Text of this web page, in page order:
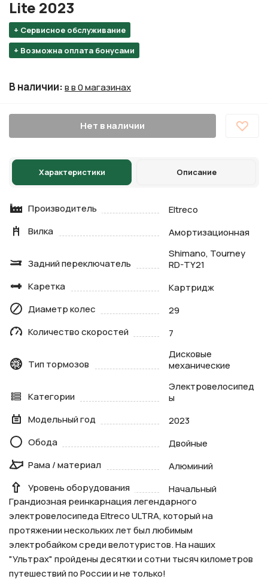
+ Сервисное обслуживание
+ Возможна оплата бонусами
Lite 2023
В наличии:в в 0 магазинах
Нет в наличии
Характеристики Описание
Производитель
Eltreco
Вилка
Амортизационная
Задний переключатель
Shimano, Tourney
RD-TY21
Каретка
Картридж
Диаметр колес
29
Количество скоростей
7
Тип тормозов
Дисковые
механические
Категории
Электровелосипед
ы
Модельный год
2023
Обода
Двойные
Рама / материал
Алюминий
Уровень оборудования
Начальный
Грандиозная реинкарнация легендарного
электровелосипеда Eltreco ULTRA, который на
протяжении нескольких лет был любимым
электробайком среди велотуристов. На наших
"Ультрах" пройдены десятки и сотни тысяч километров
путешествий по России и не только!